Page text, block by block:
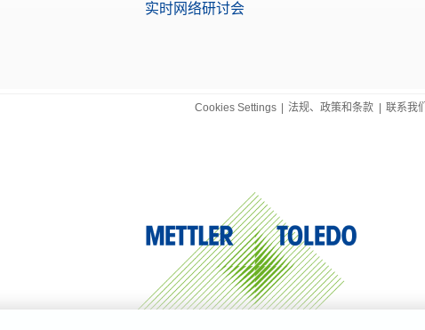
实时网络研讨会
Cookies Settings 法规、政策和条款 联系我们